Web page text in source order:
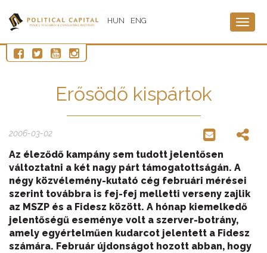
HUN ENG
Erősödő kispártok
2006-03-02
Az éleződő kampány sem tudott jelentősen
változtatni a két nagy párt támogatottságán. A
négy közvélemény-kutató cég februári mérései
szerint továbbra is fej-fej melletti verseny zajlik
az MSZP és a Fidesz között. A hónap kiemelkedő
jelentőségű eseménye volt a szerver-botrány,
amely egyértelműen kudarcot jelentett a Fidesz
számára. Február újdonságot hozott abban, hogy